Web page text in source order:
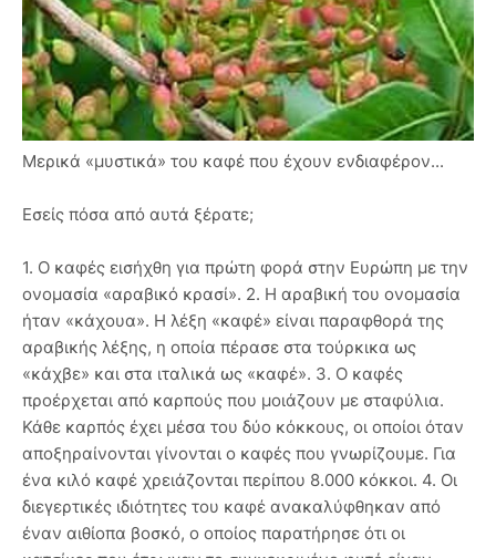
Μερικά «μυστικά» του καφέ που έχουν ενδιαφέρον...
Εσείς πόσα από αυτά ξέρατε;
1. Ο καφές εισήχθη για πρώτη φορά στην Ευρώπη με την
ονομασία «αραβικό κρασί». 2. Η αραβική του ονομασία
ήταν «κάχουα». Η λέξη «καφέ» είναι παραφθορά της
αραβικής λέξης, η οποία πέρασε στα τούρκικα ως
«κάχβε» και στα ιταλικά ως «καφέ». 3. Ο καφές
προέρχεται από καρπούς που μοιάζουν με σταφύλια.
Κάθε καρπός έχει μέσα του δύο κόκκους, οι οποίοι όταν
αποξηραίνονται γίνονται ο καφές που γνωρίζουμε. Για
ένα κιλό καφέ χρειάζονται περίπου 8.000 κόκκοι. 4. Οι
διεγερτικές ιδιότητες του καφέ ανακαλύφθηκαν από
έναν αιθίοπα βοσκό, ο οποίος παρατήρησε ότι οι